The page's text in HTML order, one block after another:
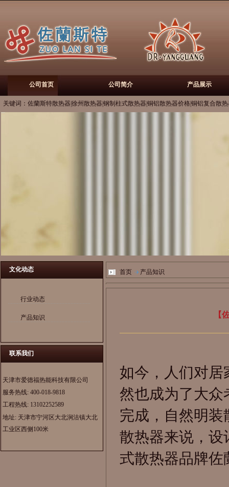
公司首页 公司简介 产品展示
关键词：佐蘭斯特散热器|徐州散热器|钢制柱式散热器|铜铝散热器价格|铜铝复合散
文化动态
行业动态
产品知识
联系我们
天津市爱德福热能科技有限公司
服务热线:400-018-9818
工程热线:13102252589
地址: 天津市宁河区大北涧沽镇大北
工业区西侧100米
首页 产品知识
【
如今，人们对居
然也成为了大
完成，自然明
散热器来说，设
式散热器品牌佐